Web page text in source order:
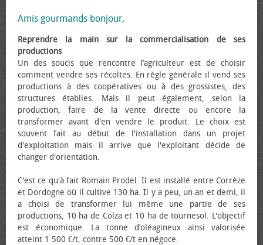
Amis gourmands bonjour,
Reprendre la main sur la commercialisation de ses
productions
Un des soucis que rencontre l’agriculteur est de choisir
comment vendre ses récoltes. En règle générale il vend ses
productions à des coopératives ou à des grossistes, des
structures établies. Mais il peut également, selon la
production, faire de la vente directe ou encore la
transformer avant d'en vendre le produit. Le choix est
souvent fait au début de l'installation dans un projet
d'exploitation mais il arrive que l'exploitant décide de
changer d'orientation.
C'est ce qu'à fait Romain Prodel. Il est installé entre Corrèze
et Dordogne où il cultive 130 ha. Il y a peu, un an et demi, il
a choisi de transformer lui même une partie de ses
productions, 10 ha de Colza et 10 ha de tournesol. L'objectif
est économique. La tonne d’oléagineux ainsi valorisée
atteint 1 500 €/t, contre 500 €/t en négoce.